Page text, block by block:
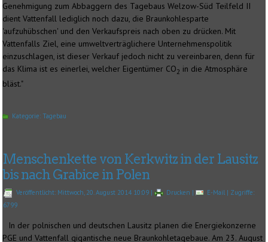
Genehmigung zum Abbaggern des Tagebaus Welzow-Süd Teilfeld II
dient Vattenfall lediglich noch dazu, die Braunkohlesparte
'aufzuhübschen' und den Verkaufspreis nach oben zu drücken. Mit
Vattenfalls Ziel, eine umweltverträglichere Unternehmenspolitik
einzuschlagen, ist dieser Verkauf jedoch nicht zu vereinbaren, denn für
das Klima ist es einerlei, welcher Eigentümer CO2 in die Atmosphäre
bläst."
Kategorie:Tagebau
Menschenkette von Kerkwitz in der Lausitz
bis nach Grabice in Polen
Veröffentlicht: Mittwoch, 20. August 2014 10:09 | Drucken | E-Mail | Zugriffe:
6799
In der polnischen und deutschen Lausitz planen die Energiekonzerne
PGE und Vattenfall gigantische neue Braunkohletagebaue. Am 23. August